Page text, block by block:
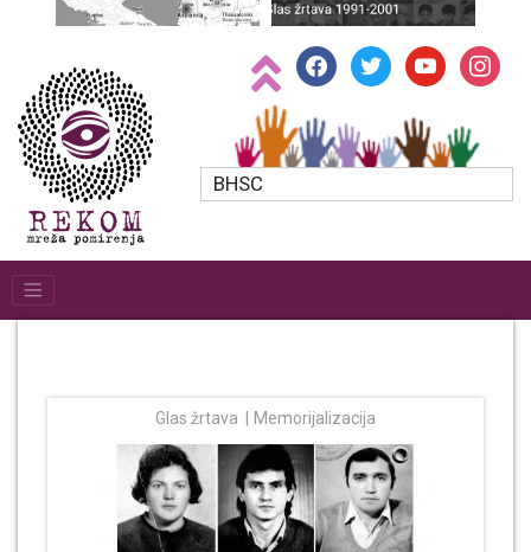
BHSC
Glas žrtava Memorijalizacija
facebooktwitteryoutube